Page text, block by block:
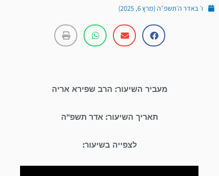
ו׳ באדר ה׳תשפ״ה (מרץ 6, 2025)
מעביר השיעור: הרב שפירא אריה
תאריך השיעור: אדר תשפ"ה
לצפייה בשיעור: